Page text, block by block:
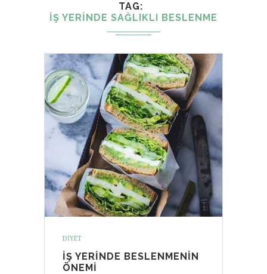
TAG
IŞ YERINDE SAĞLIKLI BESLENME
DIYET
İŞ YERINDE BESLENMENIN
ÖNEMI